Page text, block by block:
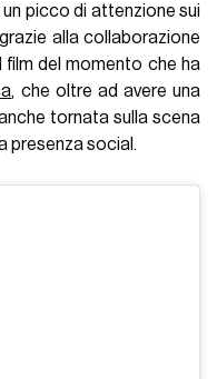
picco di attenzione sui
alla collaborazione
film del momento che ha
, che oltre ad avere una
tornata sulla scena
presenza social.